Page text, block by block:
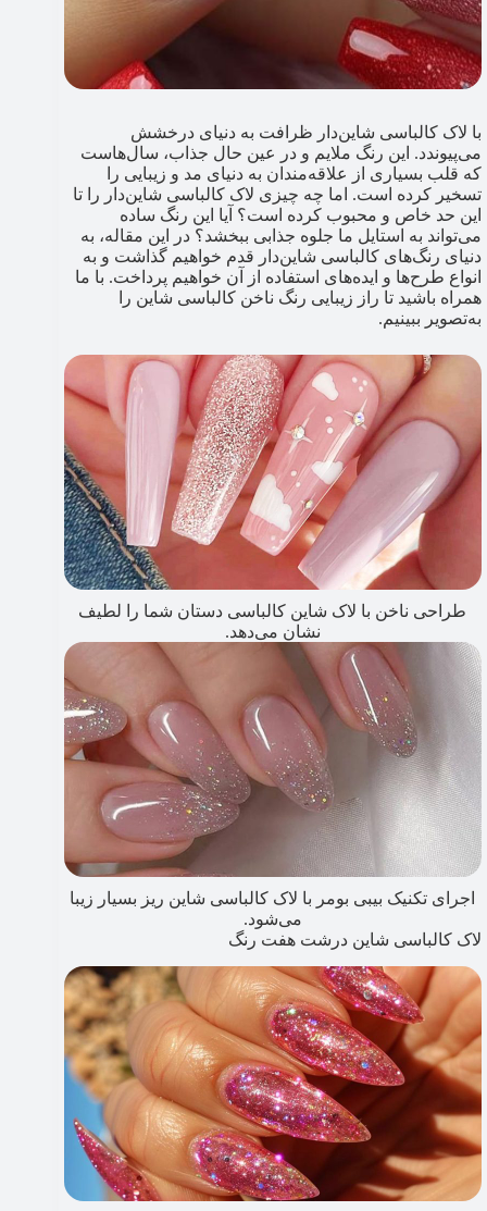
با لاک کالباسی شاین‌دار ظرافت به دنیای درخشش
می‌پیوندد. این رنگ ملایم و در عین حال جذاب، سال‌هاست
که قلب بسیاری از علاقه‌مندان به دنیای مد و زیبایی را
تسخیر کرده است. اما چه چیزی لاک کالباسی شاین‌دار را تا
این حد خاص و محبوب کرده است؟ آیا این رنگ ساده
می‌تواند به استایل ما جلوه‌ جذابی ببخشد؟ در این مقاله، به
دنیای رنگ‌های کالباسی شاین‌دار قدم خواهیم گذاشت و به
انواع طرح‌ها و ایده‌های استفاده از آن خواهیم پرداخت. با ما
همراه باشید تا راز زیبایی رنگ ناخن کالباسی شاین را
به‌تصویر ببینیم.
طراحی ناخن با لاک شاین کالباسی دستان شما را لطیف
نشان می‌دهد.
اجرای تکنیک بیبی بومر با لاک کالباسی شاین ریز بسیار زیبا
می‌شود.
لاک کالباسی شاین درشت هفت رنگ